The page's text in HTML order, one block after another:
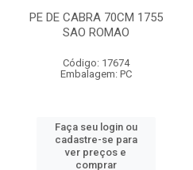
PE DE CABRA 70CM 1755
SAO ROMAO
Código: 17674
Embalagem: PC
Faça seu login ou
cadastre-se para
ver preços e
comprar